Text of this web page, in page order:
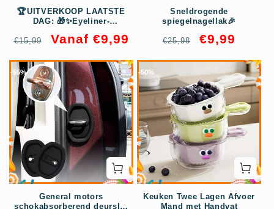
-37%
🏆UITVERKOOP LAATSTE
DAG: 🎁✨Eyeliner-
uiteinden
Normale
€15,99 Aanbiedingsprijs
Vanaf €9,99
-61%
Sneldrogende
spiegelnagellak🎉
Normale
€25,98 €9,99
General motors
schokabsorberend deurslot
Keuken Twee Lagen Afvoer
Mand met Handvat